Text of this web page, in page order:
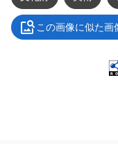
この画像に似た画